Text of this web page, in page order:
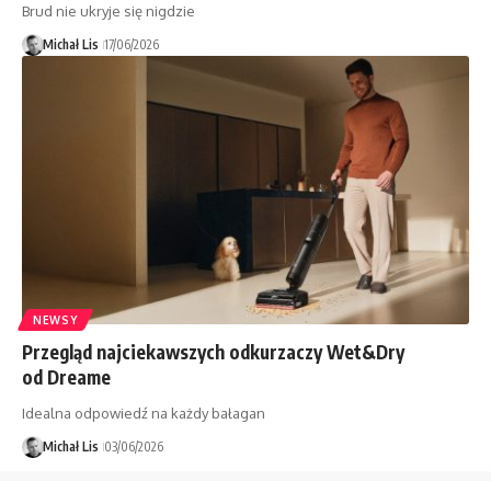
Brud nie ukryje się nigdzie
Michał Lis 17/06/2026
NEWSY
Przegląd najciekawszych odkurzaczy Wet&Dry
od Dreame
Idealna odpowiedź na każdy bałagan
Michał Lis 03/06/2026